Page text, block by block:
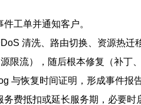
工单并通知客户。
清洗、路由切换、资源热迁
限流），随后根本修复（补丁
与恢复时间证明，形成事件报告
费抵扣或延长服务期，必要时